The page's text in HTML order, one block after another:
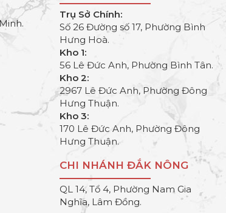
Trụ Sở Chính:
Số 26 Đường số 17, Phường Bình
Hưng Hoà.
Kho 1:
56 Lê Đức Anh, Phường Bình Tân.
Kho 2:
2967 Lê Đức Anh, Phường Đông
Hưng Thuận.
Kho 3:
170 Lê Đức Anh, Phường Đông
Hưng Thuận.
CHI NHÁNH ĐẮK NÔNG
QL 14, Tổ 4, Phường Nam Gia
Nghĩa, Lâm Đồng.